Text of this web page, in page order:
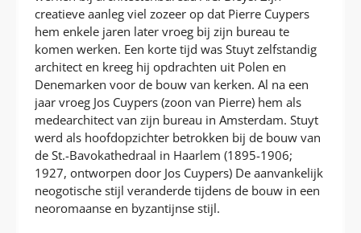
creatieve aanleg viel zozeer op dat Pierre Cuypers
hem enkele jaren later vroeg bij zijn bureau te
komen werken. Een korte tijd was Stuyt zelfstandig
architect en kreeg hij opdrachten uit Polen en
Denemarken voor de bouw van kerken. Al na een
jaar vroeg Jos Cuypers (zoon van Pierre) hem als
medearchitect van zijn bureau in Amsterdam. Stuyt
werd als hoofdopzichter betrokken bij de bouw van
de St.-Bavokathedraal in Haarlem (1895-1906;
1927, ontworpen door Jos Cuypers) De aanvankelijk
neogotische stijl veranderde tijdens de bouw in een
neoromaanse en byzantijnse stijl.